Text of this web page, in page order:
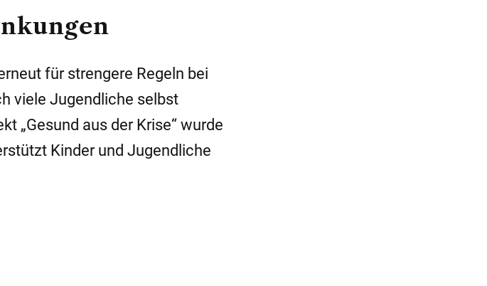
für strengere Regeln bei
viele Jugendliche selbst
„Gesund aus der Krise“ wurde
Kinder und Jugendliche